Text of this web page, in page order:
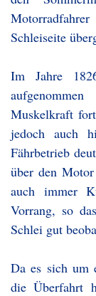
Schleiseite
Im Jahre
Muskelkraft
jedoch auch
Fährbetrieb
über den
auch immer
Vorrang, so
Schlei gut
Da es sich um
die Überfahrt